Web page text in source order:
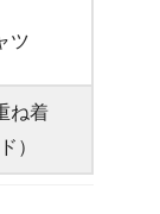
ツ
ね着
）